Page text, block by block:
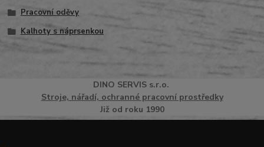
Pracovní oděvy
Kalhoty s náprsenkou
DINO SERVISs.r.o.
Stroje, nářadí, ochranné pracovní prostředky
Již od roku 1990